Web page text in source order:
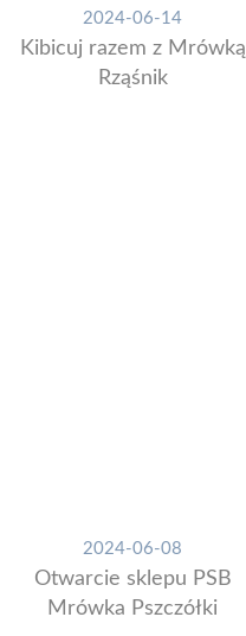
2024-06-14
Kibicuj razem z Mrówką
Rząśnik
2024-06-08
Otwarcie sklepu PSB
Mrówka Pszczółki